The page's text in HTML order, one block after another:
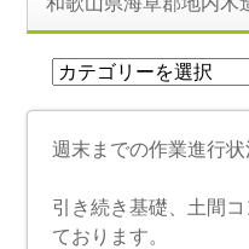
週末までの作業進行状
引き続き基礎、土間
ております。